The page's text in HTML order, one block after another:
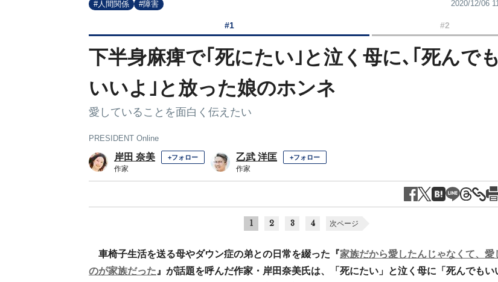
#人間関係 #障害 2020/12/06
#1 #2
下半身麻痺で｢死にたい｣と泣く母に､｢死んでも
いいよ｣と放った娘のホンネ
愛していることを面白く伝えたい
PRESIDENT Online
岸田 奈美 +フォロー
作家
乙武 洋匡 +フォロー
作家
1 2 3 4 次ページ
車椅子生活を送る母やダウン症の弟との日常を綴った『家族だから愛したんじゃなくて、愛
のが家族だった 』が話題を呼んだ作家・岸田奈美氏は、「死にたい」と泣く母に「死んでもい